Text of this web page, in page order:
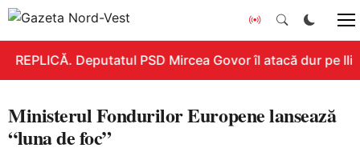
REPLICĂ. Deputatul PSD Mircea Govor îl atacă dur pe
Ministerul Fondurilor Europene lansează
“luna de foc”